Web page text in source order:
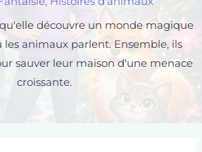
découvre un monde magique
les animaux parlent. Ensemble, ils
sauver leur maison d'une menace
croissante.